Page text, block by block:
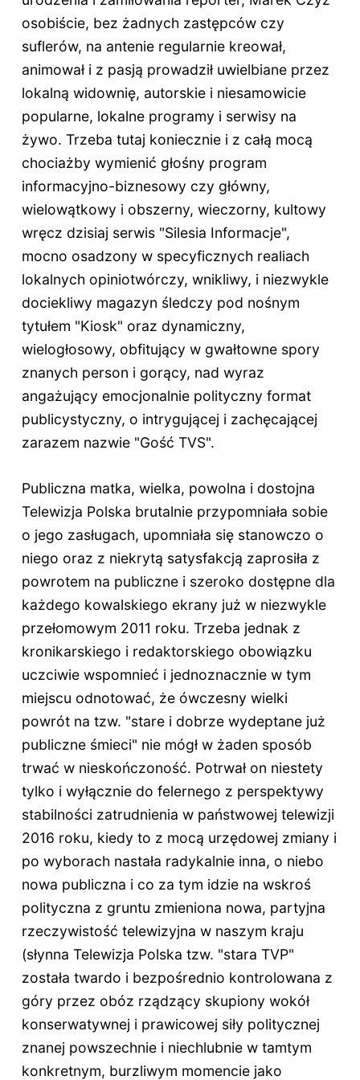
osobiście, bez żadnych zastępców czy
suflerów, na antenie regularnie kreował,
animował i z pasją prowadził uwielbiane przez
lokalną widownię, autorskie i niesamowicie
popularne, lokalne programy i serwisy na
żywo. Trzeba tutaj koniecznie i z całą mocą
chociażby wymienić głośny program
informacyjno-biznesowy czy główny,
wielowątkowy i obszerny, wieczorny, kultowy
wręcz dzisiaj serwis "Silesia Informacje",
mocno osadzony w specyficznych realiach
lokalnych opiniotwórczy, wnikliwy, i niezwykle
dociekliwy magazyn śledczy pod nośnym
tytułem "Kiosk" oraz dynamiczny,
wielogłosowy, obfitujący w gwałtowne spory
znanych person i gorący, nad wyraz
angażujący emocjonalnie polityczny format
publicystyczny, o intrygującej i zachęcającej
zarazem nazwie "Gość TVS".
Publiczna matka, wielka, powolna i dostojna
Telewizja Polska brutalnie przypomniała sobie
o jego zasługach, upomniała się stanowczo o
niego oraz z niekrytą satysfakcją zaprosiła z
powrotem na publiczne i szeroko dostępne dla
każdego kowalskiego ekrany już w niezwykle
przełomowym 2011 roku. Trzeba jednak z
kronikarskiego i redaktorskiego obowiązku
uczciwie wspomnieć i jednoznacznie w tym
miejscu odnotować, że ówczesny wielki
powrót na tzw. "stare i dobrze wydeptane już
publiczne śmieci" nie mógł w żaden sposób
trwać w nieskończoność. Potrwał on niestety
tylko i wyłącznie do felernego z perspektywy
stabilności zatrudnienia w państwowej telewizji
2016 roku, kiedy to z mocą urzędowej zmiany i
po wyborach nastała radykalnie inna, o niebo
nowa publiczna i co za tym idzie na wskroś
polityczna z gruntu zmieniona nowa, partyjna
rzeczywistość telewizyjna w naszym kraju
(słynna Telewizja Polska tzw. "stara TVP"
została twardo i bezpośrednio kontrolowana z
góry przez obóz rządzący skupiony wokół
konserwatywnej i prawicowej siły politycznej
znanej powszechnie i niechlubnie w tamtym
konkretnym, burzliwym momencie jako